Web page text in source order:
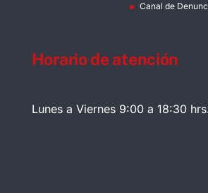
Canal de
Horario de atención
Lunes a Viernes 9:00 a 18:30